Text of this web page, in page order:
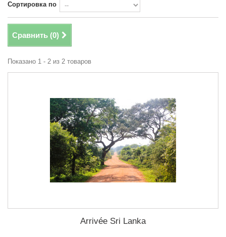
Сортировка по
Сравнить (0)
Показано 1 - 2 из 2 товаров
Arrivée Sri Lanka